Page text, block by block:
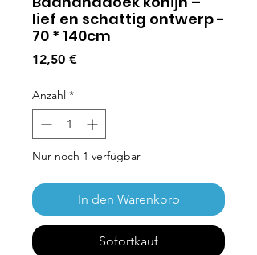
lief en schattig ontwerp -
70 * 140cm
12,50 €Preis
Anzahl *
Nur noch 1 verfügbar
In den Warenkorb
Sofortkauf